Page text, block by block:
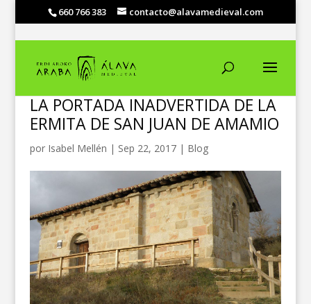
660 766 383 contacto@alavamedieval.com
LA PORTADA INADVERTIDA DE LA
ERMITA DE SAN JUAN DE AMAMIO
por Isabel Mellén | Sep 22, 2017| Blog